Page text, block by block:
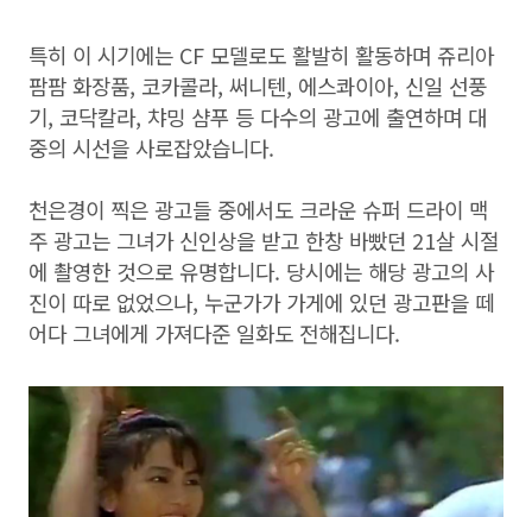
특히 이 시기에는 CF 모델로도 활발히 활동하며 쥬리아
팜팜 화장품, 코카콜라, 써니텐, 에스콰이아, 신일 선풍
기, 코닥칼라, 챠밍 샴푸 등 다수의 광고에 출연하며 대
중의 시선을 사로잡았습니다.
천은경이 찍은 광고들 중에서도 크라운 슈퍼 드라이 맥
주 광고는 그녀가 신인상을 받고 한창 바빴던 21살 시절
에 촬영한 것으로 유명합니다. 당시에는 해당 광고의 사
진이 따로 없었으나, 누군가가 가게에 있던 광고판을 떼
어다 그녀에게 가져다준 일화도 전해집니다.